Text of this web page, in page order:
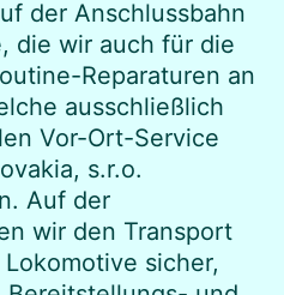
der Anschlussbahn
die wir auch für die
Reparaturen an
ausschließlich
Vor-Ort-Service
s.r.o.
Auf der
wir den Transport
sicher,